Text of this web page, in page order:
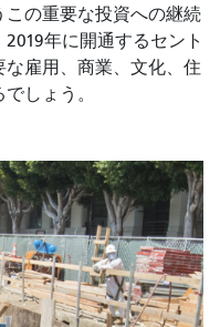
の重要な投資への継続
年に開通するセント
雇用、商業、文化、住
しょう。